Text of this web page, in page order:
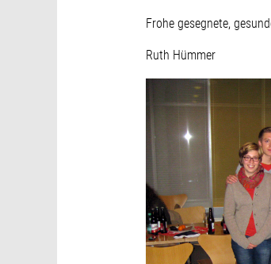
Frohe gesegnete,
Ruth Hümmer